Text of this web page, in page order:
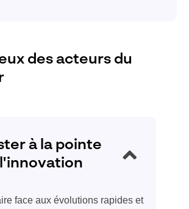
des acteurs du
à la pointe
face aux évolutions rapides et